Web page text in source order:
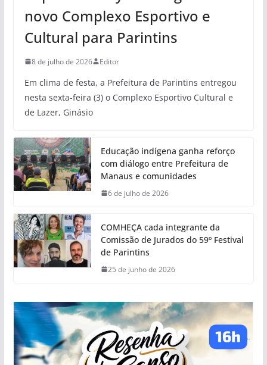
novo Complexo Esportivo e
Cultural para Parintins
8 de julho de 2026 Editor
Em clima de festa, a Prefeitura de Parintins entregou
nesta sexta-feira (3) o Complexo Esportivo Cultural e
de Lazer, Ginásio
Educação indígena ganha reforço
com diálogo entre Prefeitura de
Manaus e comunidades
6 de julho de 2026
COMHEÇA cada integrante da
Comissão de Jurados do 59º Festival
de Parintins
25 de junho de 2026